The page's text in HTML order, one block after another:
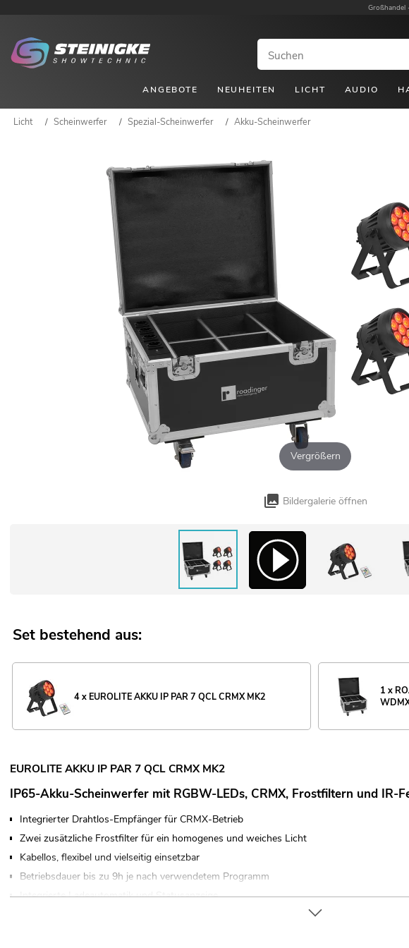
Großhandel
ANGEBOTE NEUHEITEN LICHT AUDIO
Licht / Scheinwerfer / Spezial-Scheinwerfer / Akku-Scheinwerfer
Vergrößern
Bildergalerie öffnen
Set bestehend aus:
4 x EUROLITE AKKU IP PAR 7 QCL CRMX MK2
1 x
EUROLITE AKKU IP PAR 7 QCL CRMX MK2
IP65-Akku-Scheinwerfer mit RGBW-LEDs, CRMX, Frostfiltern und IR-
Integrierter Drahtlos-Empfänger für CRMX-Betrieb
Zwei zusätzliche Frostfilter für ein homogenes und weiches Licht
Kabellos, flexibel und vielseitig einsetzbar
Betriebsdauer bis zu 9h je nach verwendetem Programm
Integrierte Ladeautomatik und Statusanzeige